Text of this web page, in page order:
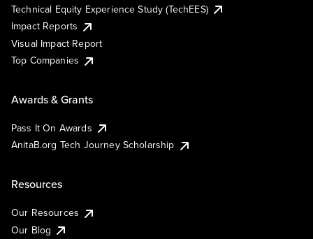
Technical Equity Experience Study (TechEES)
Impact Reports
Visual Impact Report
Top Companies
Awards & Grants
Pass It On Awards
AnitaB.org Tech Journey Scholarship
Resources
Our Resources
Our Blog